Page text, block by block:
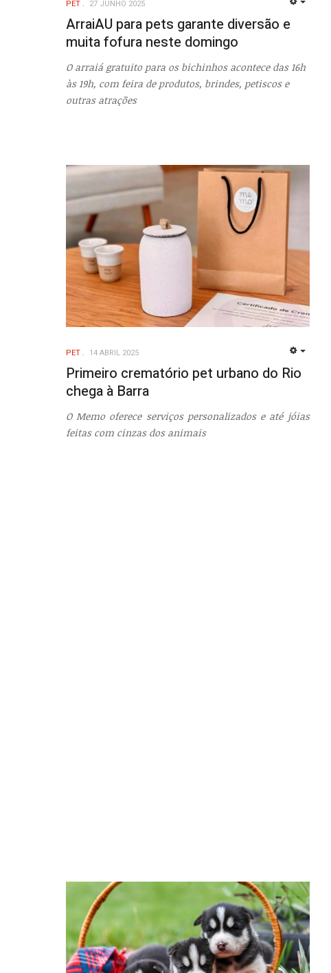
PET 27 JUNHO 2025
ArraiAU para pets garante diversão e
muita fofura neste domingo
O arraiá gratuito para os bichinhos acontece das 16h
às 19h, com feira de produtos, brindes, petiscos e
outras atrações
PET 14 ABRIL 2025
Primeiro crematório pet urbano do Rio
chega à Barra
O Memo oferece serviços personalizados e até jóias
feitas com cinzas dos animais